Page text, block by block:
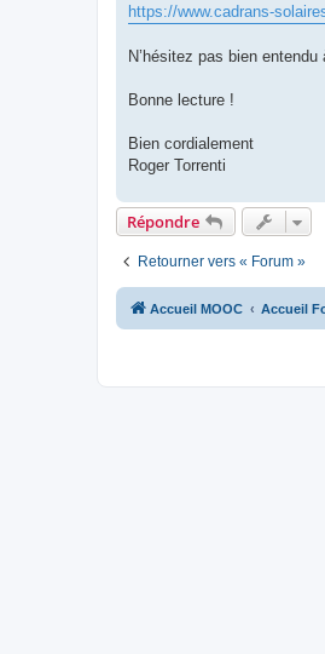
https://www.cadrans-
N’hésitez pas bien
Bonne lecture !
Bien cordialement
Roger Torrenti
Répondre
Retourner vers « Forum »
Accueil MOOC Accueil